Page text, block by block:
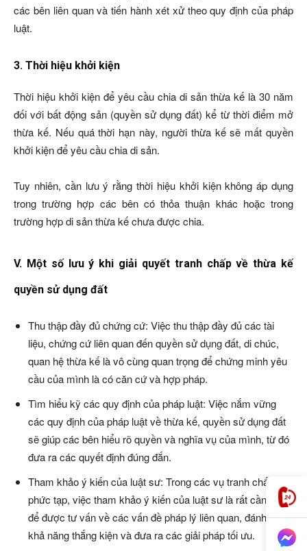
các bên liên quan và tiến hành xét xử theo quy định của pháp
luật.
3. Thời hiệu khởi kiện
Thời hiệu khởi kiện để yêu cầu chia di sản thừa kế là 30 năm
đối với bất động sản (quyền sử dụng đất) kể từ thời điểm mở
thừa kế. Nếu quá thời hạn này, người thừa kế sẽ mất quyền
khởi kiện để yêu cầu chia di sản.
Tuy nhiên, cần lưu ý rằng thời hiệu khởi kiện không áp dụng
trong trường hợp các bên có thỏa thuận khác hoặc trong
trường hợp di sản thừa kế chưa được chia.
V. Một số lưu ý khi giải quyết tranh chấp về thừa kế
quyền sử dụng đất
Thu thập đầy đủ chứng cứ: Việc thu thập đầy đủ các tài
liệu, chứng cứ liên quan đến quyền sử dụng đất, di chúc,
quan hệ thừa kế là vô cùng quan trọng để chứng minh yêu
cầu của mình là có căn cứ và hợp pháp.
Tìm hiểu kỹ các quy định của pháp luật: Việc nắm vững
các quy định của pháp luật về thừa kế, quyền sử dụng đất
sẽ giúp các bên hiểu rõ quyền và nghĩa vụ của mình, từ đó
đưa ra các quyết định đúng đắn.
Tham khảo ý kiến của luật sư: Trong các vụ tranh chấp
phức tạp, việc tham khảo ý kiến của luật sư là rất cần thiết
để được tư vấn về các vấn đề pháp lý liên quan, đánh giá
khả năng thắng kiện và đưa ra các giải pháp tối ưu.